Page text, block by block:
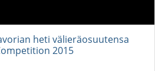
heti välieräosuutensa
2015